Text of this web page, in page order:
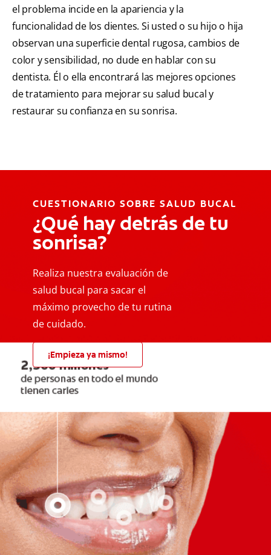
el problema incide en la apariencia y la
funcionalidad de los dientes. Si usted o su hijo o hija
observan una superficie dental rugosa, cambios de
color y sensibilidad, no dude en hablar con su
dentista. Él o ella encontrará las mejores opciones
de tratamiento para mejorar su salud bucal y
restaurar su confianza en su sonrisa.
CUESTIONARIO SOBRE SALUD BUCAL
¿Qué hay detrás de tu
sonrisa?
Realiza nuestra evaluación de
salud bucal para sacar el
máximo provecho de tu rutina
de cuidado.
¡Empieza ya mismo!